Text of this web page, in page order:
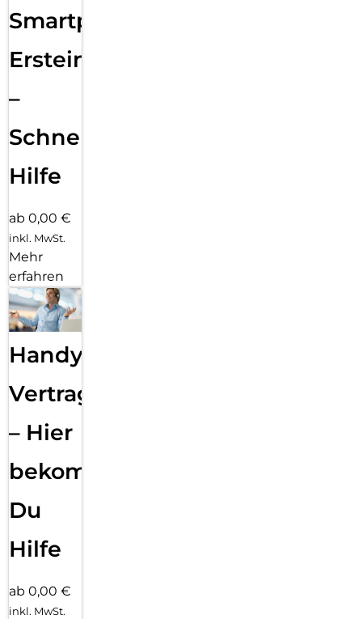
Smartphone
Ersteinrichtung
–
Schnelle
Hilfe
ab 0,00 €
inkl. MwSt.
Mehr
erfahren
Handy
Vertragsabwicklung
– Hier
bekommst
Du
Hilfe
ab 0,00 €
inkl. MwSt.